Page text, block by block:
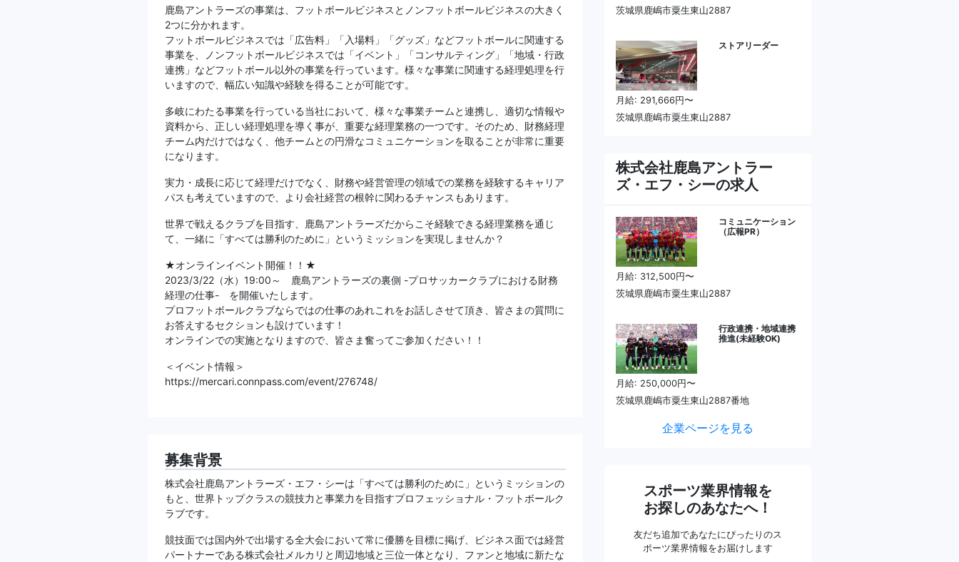
鹿島アントラーズの事業は、フットボールビジネスとノンフットボールビジネスの大きく
2つに分かれます。
フットボールビジネスでは「広告料」「入場料」「グッズ」などフットボールに関連する
事業を、ノンフットボールビジネスでは「イベント」「コンサルティング」「地域・行政
連携」などフットボール以外の事業を行っています。様々な事業に関連する経理処理を行
いますので、幅広い知識や経験を得ることが可能です。
多岐にわたる事業を行っている当社において、様々な事業チームと連携し、適切な情報や
資料から、正しい経理処理を導く事が、重要な経理業務の一つです。そのため、財務経理
チーム内だけではなく、他チームとの円滑なコミュニケーションを取ることが非常に重要
になります。
実力・成長に応じて経理だけでなく、財務や経営管理の領域での業務を経験するキャリア
パスも考えていますので、より会社経営の根幹に関わるチャンスもあります。
世界で戦えるクラブを目指す、鹿島アントラーズだからこそ経験できる経理業務を通じ
て、一緒に「すべては勝利のために」というミッションを実現しませんか？
★オンラインイベント開催！！★
2023/3/22（水）19:00～ 鹿島アントラーズの裏側 -プロサッカークラブにおける財務
経理の仕事- を開催いたします。
プロフットボールクラブならではの仕事のあれこれをお話しさせて頂き、皆さまの質問に
お答えするセクションも設けています！
オンラインでの実施となりますので、皆さま奮ってご参加ください！！
＜イベント情報＞
https://mercari.connpass.com/event/276748/
募集背景
株式会社鹿島アントラーズ・エフ・シーは「すべては勝利のために」というミッションの
もと、世界トップクラスの競技力と事業力を目指すプロフェッショナル・フットボールク
ラブです。
競技面では国内外で出場する全大会において常に優勝を目標に掲げ、ビジネス面では経営
パートナーである株式会社メルカリと周辺地域と三位一体となり、ファンと地域に新たな
茨城県鹿嶋市粟生東山2887
ストアリーダー
月給: 291,666円〜
茨城県鹿嶋市粟生東山2887
株式会社鹿島アントラー
ズ・エフ・シーの求人
コミュニケーション
（広報PR）
月給: 312,500円〜
茨城県鹿嶋市粟生東山2887
行政連携・地域連携
推進(未経験OK)
月給: 250,000円〜
茨城県鹿嶋市粟生東山2887番地
企業ページを見る
スポーツ業界情報を
お探しのあなたへ！
友だち追加であなたにぴったりのス
ポーツ業界情報をお届けします